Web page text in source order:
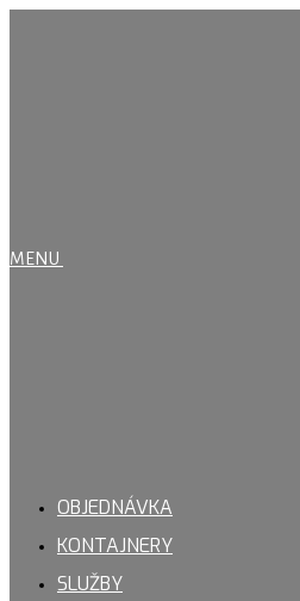
MENU
OBJEDNÁVKA
KONTAJNERY
SLUŽBY